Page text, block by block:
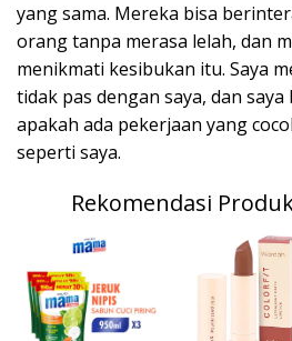
yang sama. Mereka bisa
orang tanpa merasa lelah, dan
menikmati kesibukan itu. Saya
tidak pas dengan saya, dan
apakah ada pekerjaan yang
seperti saya.
Rekomendasi